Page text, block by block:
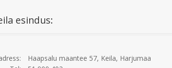
esindus:
Haapsalu maantee 57, Keila, Harjumaa